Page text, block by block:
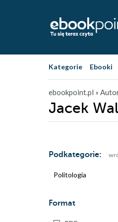
Kategorie Ebooki
ebookpoint.pl »
Jacek
Podkategorie:
Politologia
Format